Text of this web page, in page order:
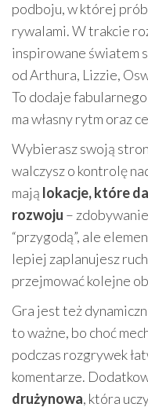
podboju, w której
rywalami. W trakcie
inspirowane światem
od Arthura, Lizzie,
To dodaje
ma własny rytm oraz
Wybierasz swoją
walczysz o kontrolę
mają lokacje, które
rozwoju –
“przygodą”, ale
lepiej zaplanujesz
przejmować kolejne
Gra jest też
to ważne, bo choć
podczas rozgrywek
komentarze.
drużynowa, która